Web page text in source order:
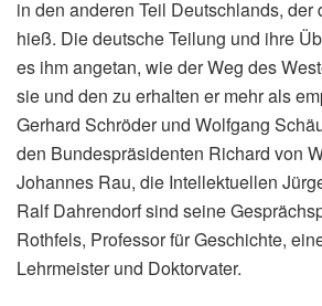
in den anderen Teil Deutschlands, der
hieß. Die deutsche Teilung und ihre
es ihm angetan, wie der Weg des
sie und den zu erhalten er mehr als
Gerhard Schröder und Wolfgang
den Bundespräsidenten Richard von
Johannes Rau, die Intellektuellen
Ralf Dahrendorf sind seine
Rothfels, Professor für Geschichte,
Lehrmeister und Doktorvater.